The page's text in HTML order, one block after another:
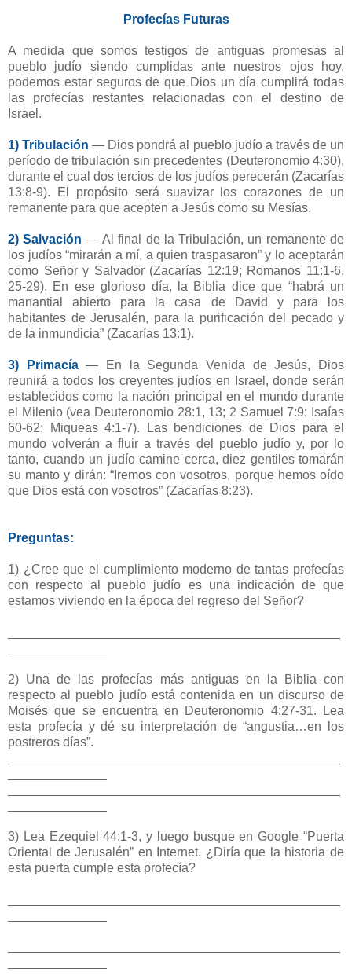
Profecías Futuras
A medida que somos testigos de antiguas promesas al
pueblo judío siendo cumplidas ante nuestros ojos hoy,
podemos estar seguros de que Dios un día cumplirá todas
las profecías restantes relacionadas con el destino de
Israel.
1) Tribulación — Dios pondrá al pueblo judío a través de un
período de tribulación sin precedentes (Deuteronomio 4:30),
durante el cual dos tercios de los judíos perecerán (Zacarías
13:8-9). El propósito será suavizar los corazones de un
remanente para que acepten a Jesús como su Mesías.
2) Salvación — Al final de la Tribulación, un remanente de
los judíos “mirarán a mí, a quien traspasaron” y lo aceptarán
como Señor y Salvador (Zacarías 12:19; Romanos 11:1-6,
25-29). En ese glorioso día, la Biblia dice que “habrá un
manantial abierto para la casa de David y para los
habitantes de Jerusalén, para la purificación del pecado y
de la inmundicia” (Zacarías 13:1).
3) Primacía— En la Segunda Venida de Jesús, Dios
reunirá a todos los creyentes judíos en Israel, donde serán
establecidos como la nación principal en el mundo durante
el Milenio (vea Deuteronomio 28:1, 13; 2 Samuel 7:9; Isaías
60-62; Miqueas 4:1-7). Las bendiciones de Dios para el
mundo volverán a fluir a través del pueblo judío y, por lo
tanto, cuando un judío camine cerca, diez gentiles tomarán
su manto y dirán: “Iremos con vosotros, porque hemos oído
que Dios está con vosotros” (Zacarías 8:23).
Preguntas:
1) ¿Cree que el cumplimiento moderno de tantas profecías
con respecto al pueblo judío es una indicación de que
estamos viviendo en la época del regreso del Señor?
2) Una de las profecías más antiguas en la Biblia con
respecto al pueblo judío está contenida en un discurso de
Moisés que se encuentra en Deuteronomio 4:27-31. Lea
esta profecía y dé su interpretación de “angustia…en los
postreros días”.
3) Lea Ezequiel 44:1-3, y luego busque en Google “Puerta
Oriental de Jerusalén” en Internet. ¿Diría que la historia de
esta puerta cumple esta profecía?